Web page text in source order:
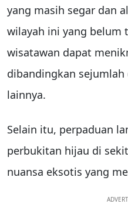
yang masih segar dan
wilayah ini yang belum
wisatawan dapat
dibandingkan
lainnya.
Selain itu, perpaduan
perbukitan hijau di
nuansa eksotis yang